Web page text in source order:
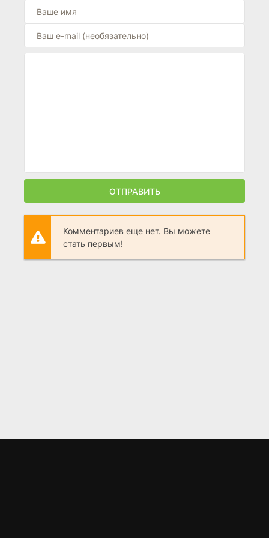
ОТПРАВИТЬ
Комментариев еще нет. Вы можете
стать первым!